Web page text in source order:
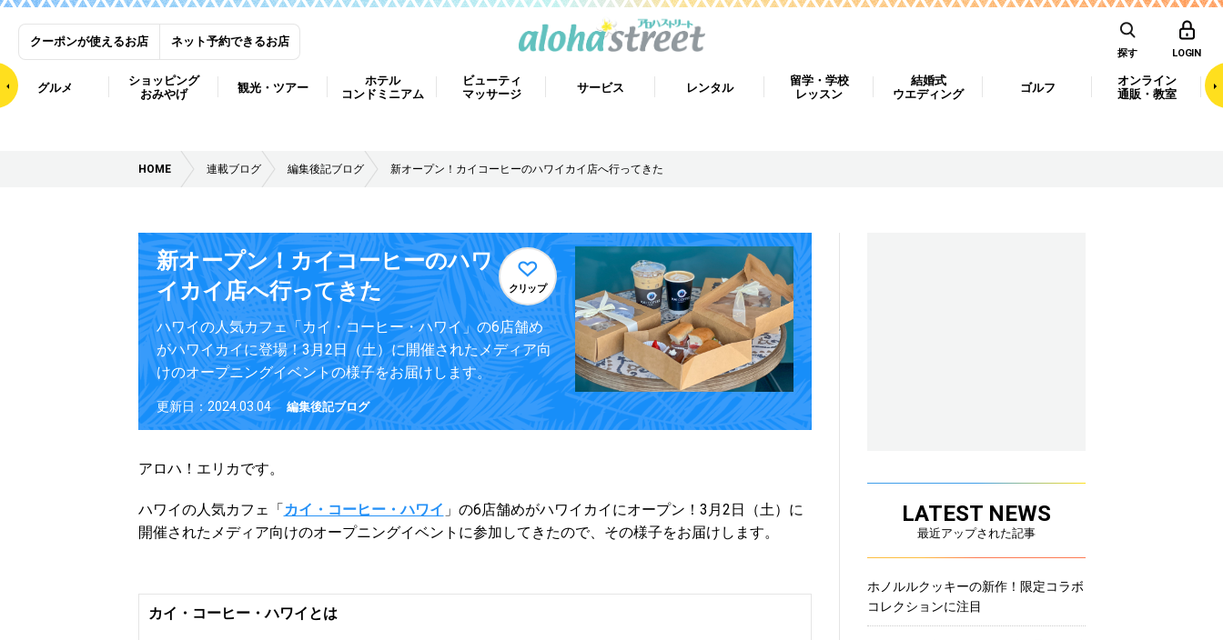
クーポンが使えるお店 ネット予約できるお店
探す LOGIN
グルメ
ショッピング
おみやげ
観光・ツアー
ホテル
コンドミニアム
ビューティ
マッサージ
サービス レンタル
留学・学校
レッスン
結婚式
ウエディング
ゴルフ
オンライン
通販・教室
HOME 連載ブログ 編集後記ブログ 新オープン！カイコーヒーのハワイカイ店へ行ってきた
新オープン！カイコーヒーのハワ
イカイ店へ行ってきた
クリップ
ハワイの人気カフェ「カイ・コーヒー・ハワイ」の6店舗め
がハワイカイに登場！3月2日（土）に開催されたメディア向
けのオープニングイベントの様子をお届けします。
更新日：2024.03.04 編集後記ブログ
アロハ！エリカです。
ハワイの人気カフェ「カイ・コーヒー・ハワイ 」の6店舗めがハワイカイにオープン！3月2日（土）に
開催されたメディア向けのオープニングイベントに参加してきたので、その様子をお届けします。
カイ・コーヒー・ハワイとは
LATEST NEWS
最近アップされた記事
ホノルルクッキーの新作！限定コラボ
コレクションに注目